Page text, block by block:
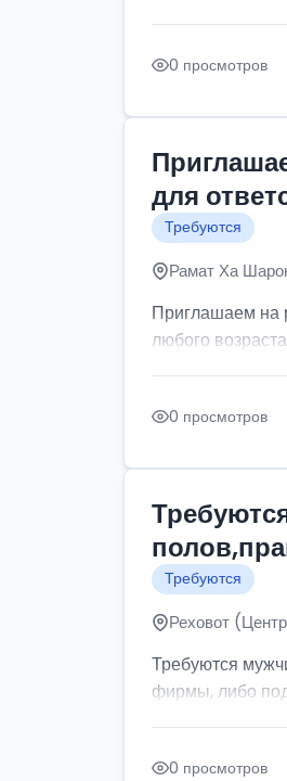
0 просмотров
для
Требуются
Рамат Ха
Приглашаем на
любого
0 просмотров
Требуются
Реховот
Требуются
фирмы, либо
0 просмотров